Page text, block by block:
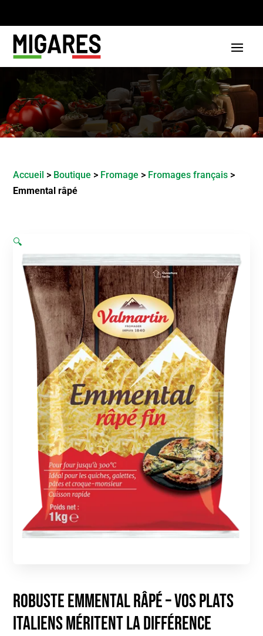
Accueil > Boutique > Fromage > Fromages français >
Emmental râpé
🔍
Robuste Emmental râpé – Vos plats
italiens méritent la différence